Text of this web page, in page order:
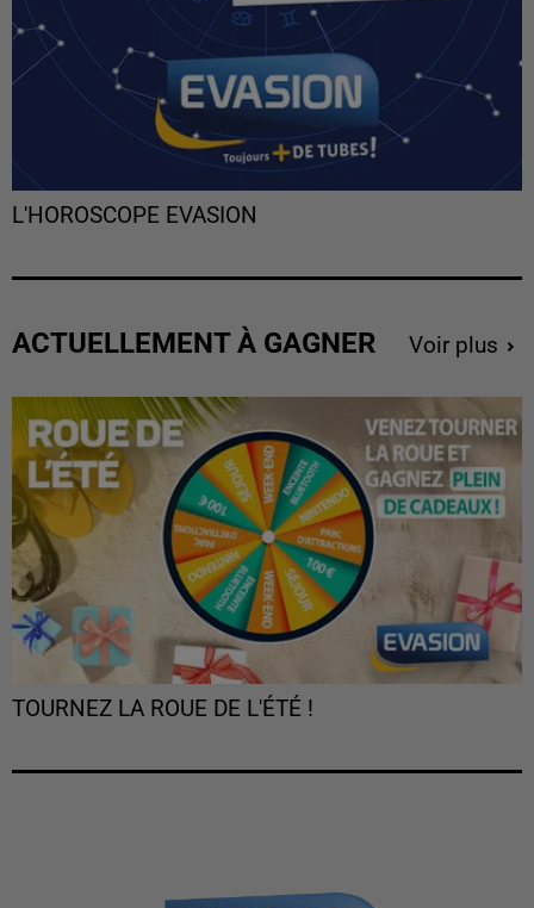
L'HOROSCOPE EVASION
ACTUELLEMENT À GAGNER Voir plus
TOURNEZ LA ROUE DE L'ÉTÉ !